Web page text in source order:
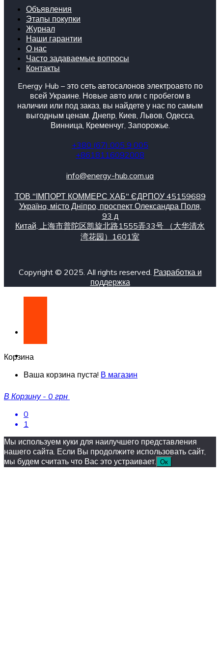
Объявления
Этапы покупки
Журнал
Наши гарантии
О нас
Часто задаваемые вопросы
Контакты
Energy Hub – это сеть автосалонов электроавто по
всей Украине. Новые авто или с пробегом в
наличии или под заказ, вы найдете у нас по самым
выгодным ценам. Днепр, Киев, Львов, Одесса,
Винница, Кременчуг, Запорожье.
+380 (67) 005 9 005
+8618116092008
info@energy-hub.com.ua
ТОВ "ІМПОРТ КОММЕРС ХАБ" ЄДРПОУ 45159689
Українa, місто Дніпро, проспект Олександра Поля,
93 д
Китай, 上海市普陀区凯旋北路1555弄33号 （大华清水
湾花园）1601室
Copyright © 2025. All rights reserved. Разработка и
поддержка
Корзина
Ваша корзина пуста! В магазин
В Корзину - 0 грн
0
1
Мы используем куки для наилучшего представления
нашего сайта. Если Вы продолжите использовать сайт,
мы будем считать что Вас это устраивает.
Ок